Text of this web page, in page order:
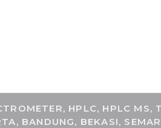
HPLC, HPLC MS,
BANDUNG, BEKASI,